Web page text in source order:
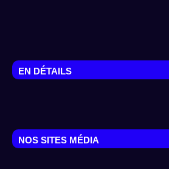
EN DÉTAILS
NOS SITES MÉDIA